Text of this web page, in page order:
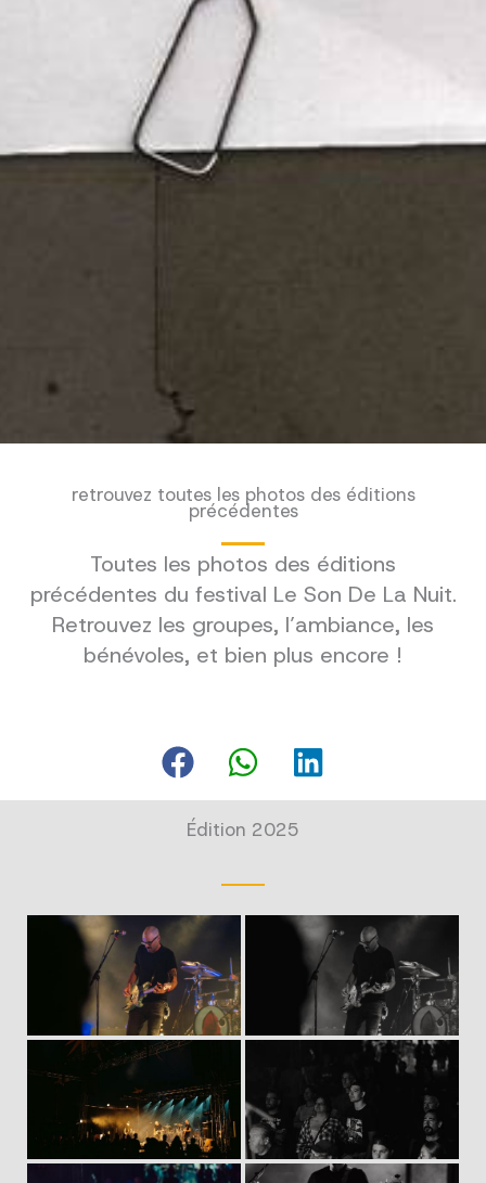
retrouvez toutes les photos des éditions
précédentes
Toutes les photos des éditions
précédentes du festival Le Son De La Nuit.
Retrouvez les groupes, l’ambiance, les
bénévoles, et bien plus encore !
Édition 2025